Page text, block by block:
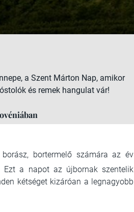
a Szent Márton Nap, amikor
és remek hangulat vár!
bortermelő számára az év
Ezt a napot az újbornak szentelik
kétséget kizáróan a legnagyobb